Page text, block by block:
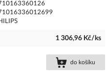
1 306,96 Kč/ks
do košíku